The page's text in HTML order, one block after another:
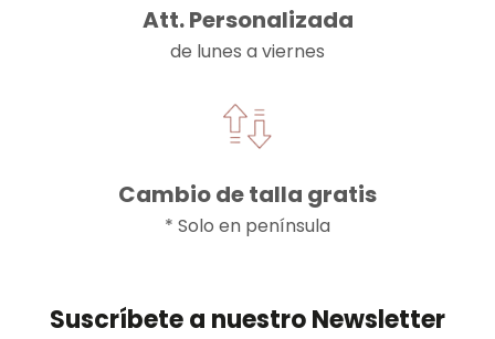
Att. Personalizada
de lunes a viernes
Cambio de talla gratis
* Solo en península
Suscríbete a nuestro Newsletter